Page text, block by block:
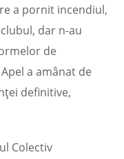
a pornit incendiul,
dar n-au
de
a amânat de
definitive,
Colectiv